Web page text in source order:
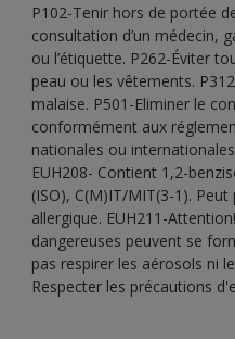
P102-Tenir hors de portée
consultation d’un médecin,
ou l’étiquette. P262-Éviter
peau ou les vêtements.
malaise. P501-Eliminer le
conformément aux
nationales ou
EUH208- Contient 1,2-
(ISO), C(M)IT/MIT(3-1).
allergique. EUH211-
dangereuses peuvent se
pas respirer les aérosols ni
Respecter les précautions